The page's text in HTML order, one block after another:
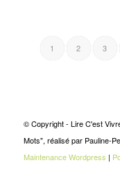
1 2 3
© Copyright - Lire C'est
Mots", réalisé par Pauline-
Maintenance Wordpress |